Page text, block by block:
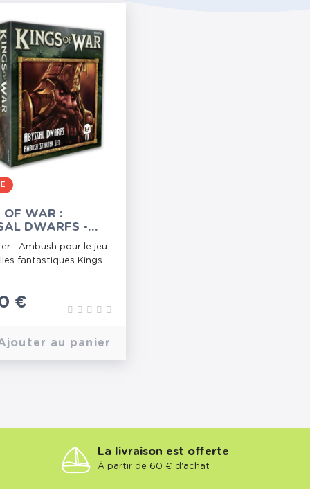
OF WAR :
DWARFS -
STARTER SET
Ambush pour le jeu
fantastiques Kings
€
au panier
La livraison est offerte
À partir de 60 € d'achat